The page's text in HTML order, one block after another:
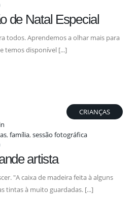
de Natal Especial
todos. Aprendemos a olhar mais para
temos disponível [...]
CRIANÇAS
,família,sessão fotográfica
artista
"A caixa de madeira feita à alguns
tintas à muito guardadas. [...]